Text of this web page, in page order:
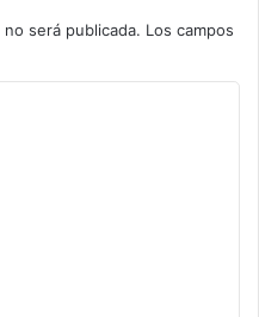
será publicada. Los campos